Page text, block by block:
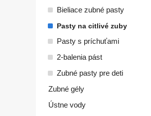
Bieliace zubné pasty
Pasty na citlivé zuby
Pasty s príchuťami
2-balenia pást
Zubné pasty pre deti
Zubné gély
Ústne vody